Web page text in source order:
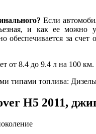
Если
и как ее можно
обеспечивается за
от 8.4 до 9.4 л на 100 км.
типами топлива:
H5 2011,